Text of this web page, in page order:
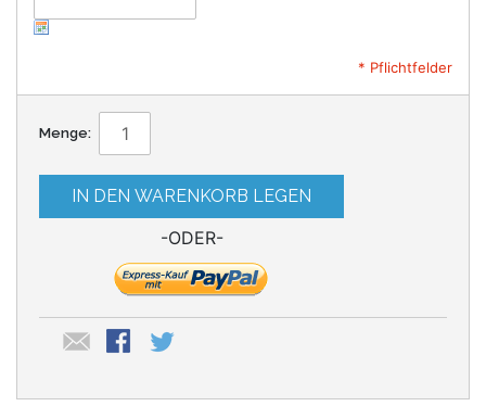
* Pflichtfelder
Menge:
IN DEN WARENKORB LEGEN
-ODER-